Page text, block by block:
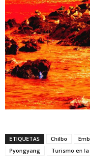
ETIQUETAS Chilbo
Pyongyang
Turismo en la